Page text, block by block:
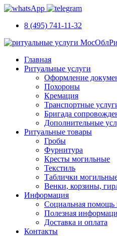
8 (495) 741-11-32
Главная
Ритуальные услуги
Оформление
Похороны
Кремация
Транспортные
Бригада
Дополнительные
Ритуальные товары
Гробы
Фурнитура
Кресты могильные
Текстиль
Таблички
Венки, корзины,
Информация
Социальная помощь
Полезная
Доставка и оплата
Контакты